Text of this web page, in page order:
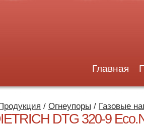
Главная
/ Огнеупоры / Газовые
DTG 320-9